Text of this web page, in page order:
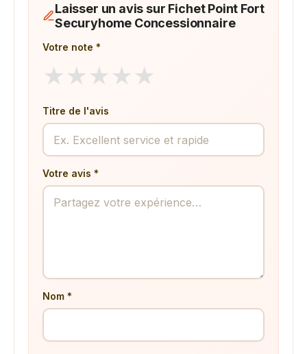
Laisser un avis sur Fichet Point Fort
Securyhome Concessionnaire
Votre note *
★ ★ ★ ★ ★
Titre de l'avis
Votre avis *
Nom *